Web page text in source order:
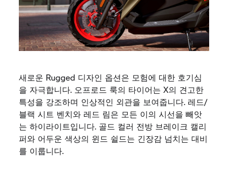
새로운 Rugged 디자인 옵션은 모험에 대한 호기심
을 자극합니다. 오프로드 룩의 타이어는 X의 견고한
특성을 강조하며 인상적인 외관을 보여줍니다. 레드/
블랙 시트 벤치와 레드 림은 모든 이의 시선을 빼앗
는 하이라이트입니다. 골드 컬러 전방 브레이크 캘리
퍼와 어두운 색상의 윈드 쉴드는 긴장감 넘치는 대비
를 이룹니다.